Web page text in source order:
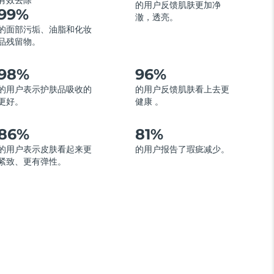
面部污垢、油脂和化妆
残留物。
的用户反馈肌肤更加净
澈，透亮。
用户表示护肤品吸收的
好。
96%
的用户反馈肌肤看上去更
健康 。
用户表示皮肤看起来更
致、更有弹性。
81%
的用户报告了瑕疵减少。